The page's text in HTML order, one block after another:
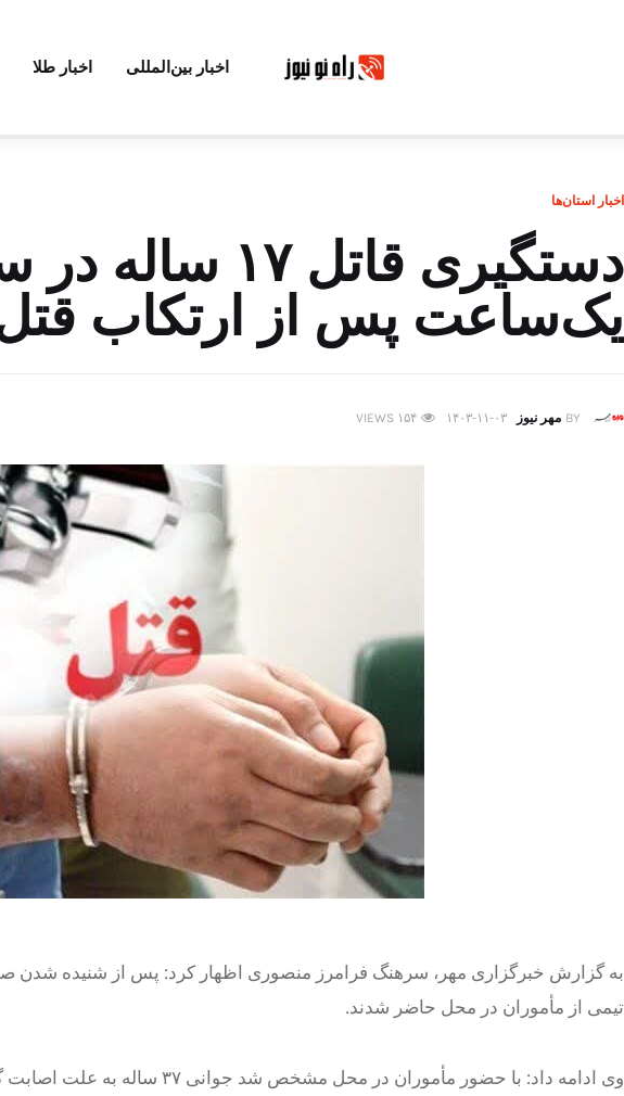
اخبار بین‌المللی اخبار طلا
اخبار استان‌ها
دستگیری قاتل
یک‌ساعت پس از ارتکاب
BY مهر نیوز ۱۴۰۳-۱۱-۰۳ ۱۵۴ VIEWS
به گزارش خبرگزاری مهر، سرهنگ فرامرز منصوری اظهار کرد: پس از شنیده شدن
تیمی از مأموران در محل حاضر شدند.
وی ادامه داد: با حضور مأموران